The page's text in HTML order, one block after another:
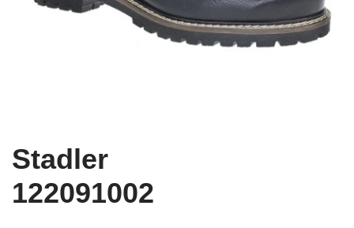
Stadler
122091002